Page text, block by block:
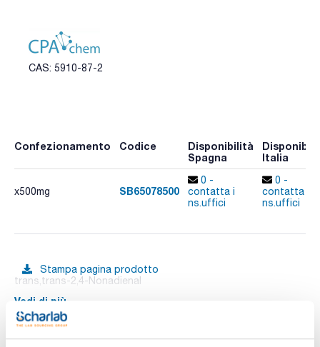
CAS: 5910-87-2
Confezionamento Codice
Disponibilità
Spagna
Italia
x500mg SB65078500
0 -
contatta i
ns.uffici
0 -
contatta i
ns.uffici
Stampa pagina prodotto
trans,trans-2,4-Nonadienal
Vedi di più